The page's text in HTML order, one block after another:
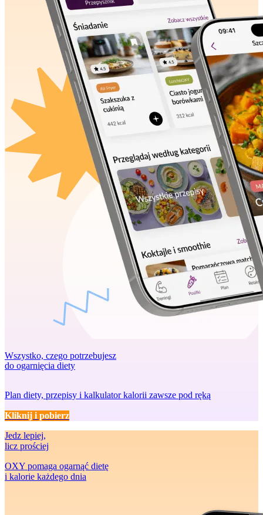
Wszystko, czego potrzebujesz
do ogarnięcia diety
Plan diety, przepisy i kalkulator kalorii zawsze pod ręką
Kliknij i pobierz
Jedz lepiej,
licz prościej
OXY pomaga ogarnąć dietę
i kalorie każdego dnia